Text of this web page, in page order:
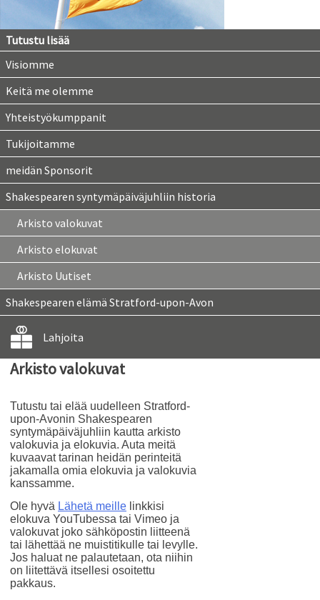
Tutustu lisää
Visiomme
Keitä me olemme
Yhteistyökumppanit
Tukijoitamme
meidän Sponsorit
Shakespearen syntymäpäiväjuhliin historia
Arkisto valokuvat
Arkisto elokuvat
Arkisto Uutiset
Shakespearen elämä Stratford-upon-Avon
Lahjoita
Arkisto valokuvat
Tutustu tai elää uudelleen Stratford-
upon-Avonin Shakespearen
syntymäpäiväjuhliin kautta arkisto
valokuvia ja elokuvia. Auta meitä
kuvaavat tarinan heidän perinteitä
jakamalla omia elokuvia ja valokuvia
kanssamme.
Ole hyvä Lähetä meille linkkisi
elokuva YouTubessa tai Vimeo ja
valokuvat joko sähköpostin liitteenä
tai lähettää ne muistitikulle tai levylle.
Jos haluat ne palautetaan, ota niihin
on liitettävä itsellesi osoitettu
pakkaus.